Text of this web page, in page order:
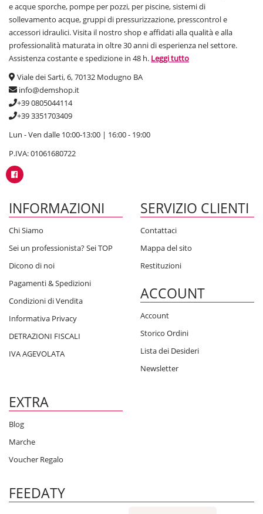
e acque sporche, pompe per pozzi, per piscine, sistemi di
sollevamento acque, gruppi di pressurizzazione, presscontrol e
accessori idraulici. Visita il nostro shop e affidati alla qualità e alla
professionalità maturata in oltre 30 anni di esperienza nel settore.
Assistenza costante e spedizione in 48 h. Leggi tutto
Viale dei Sarti, 6, 70132 Modugno BA
info@demshop.it
+39 0805044114
+39 3351703409
Lun - Ven dalle 10:00-13:00 | 16:00 - 19:00
P.IVA: 01061680722
INFORMAZIONI
Chi Siamo
Sei un professionista? Sei TOP
Dicono di noi
Pagamenti & Spedizioni
Condizioni di Vendita
Informativa Privacy
DETRAZIONI FISCALI
IVA AGEVOLATA
SERVIZIO CLIENTI
Contattaci
Mappa del sito
Restituzioni
ACCOUNT
Account
Storico Ordini
Lista dei Desideri
Newsletter
EXTRA
Blog
Marche
Voucher Regalo
FEEDATY